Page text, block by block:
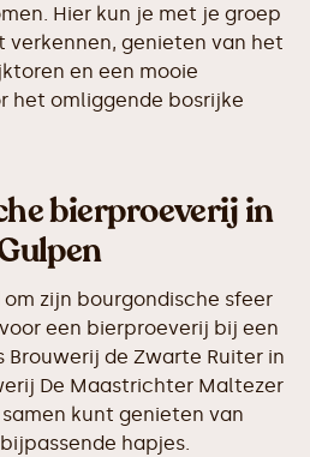
Hier kun je met je groep
genieten van het
en een mooie
het omliggende bosrijke
bierproeverij in
zijn bourgondische sfeer
een bierproeverij bij een
de Zwarte Ruiter in
De Maastrichter Maltezer
kunt genieten van
hapjes.